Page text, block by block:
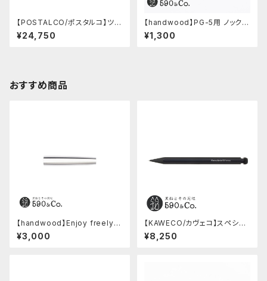
【POSTALCO/ポスタルコ】ツー
ルボックス (Navy Blue)
¥24,750
【handwood】PG-5用 ノック部
カバー (ステンレス)
¥1,300
おすすめ商品
【handwood】Enjoy freely
後軸 (超超ジュラルミン)
¥3,000
【KAWECO/カヴェコ】スペシャ
ルペンシル(0.5mm)
¥8,250